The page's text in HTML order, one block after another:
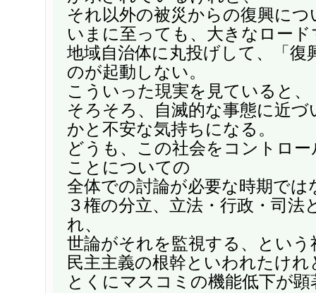
それ以外の被災からの復興につ
いまに至っても、大きなロー
地域自治体に丸投げして、「復
のが起動しない。
こういった現実を見ていると、
そろそろ、自滅的な事態に近
かと不安な気持ちになる。
どうも、この社会をコントロ
ことについての
全体での討論が必要な時期では
３権の分立、立法・行政・司法
れ、
世論がそれを監視する、とい
民主主義の根幹といわれたけれ
とくにマスコミの機能低下が